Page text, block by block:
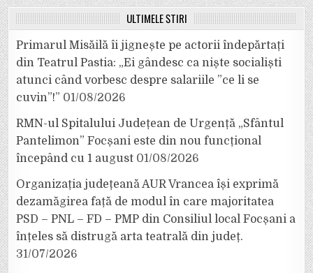
ULTIMELE ȘTIRI
Primarul Misăilă îi jignește pe actorii îndepărtați
din Teatrul Pastia: „Ei gândesc ca niște socialiști
atunci când vorbesc despre salariile ”ce li se
cuvin”!” 01/08/2026
RMN-ul Spitalului Județean de Urgență „Sfântul
Pantelimon” Focșani este din nou funcțional
începând cu 1 august 01/08/2026
Organizația județeană AUR Vrancea își exprimă
dezamăgirea față de modul în care majoritatea
PSD – PNL – FD – PMP din Consiliul local Focșani a
înțeles să distrugă arta teatrală din județ.
31/07/2026